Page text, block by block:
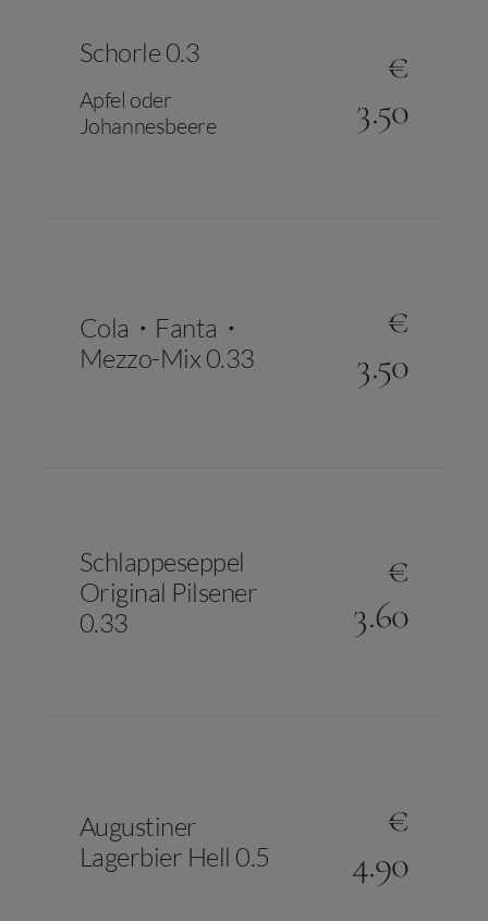
Schorle 0.3
Apfel oder
Johannesbeere
€
3.50
Cola・Fanta・
Mezzo-Mix 0.33
€
3.50
Schlappeseppel
Original Pilsener
0.33
€
3.60
Augustiner
Lagerbier Hell 0.5
€
4.90